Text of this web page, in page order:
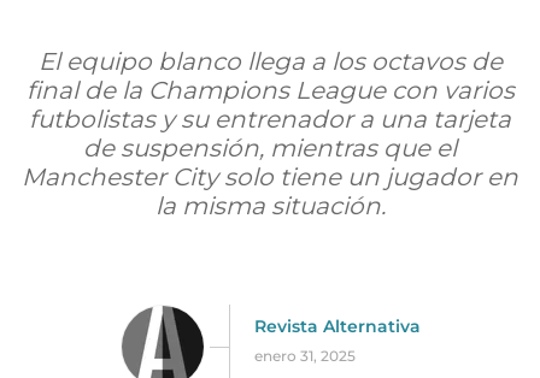
El equipo blanco llega a los octavos de
final de la Champions League con varios
futbolistas y su entrenador a una tarjeta
de suspensión, mientras que el
Manchester City solo tiene un jugador en
la misma situación.
Revista Alternativa
enero 31, 2025